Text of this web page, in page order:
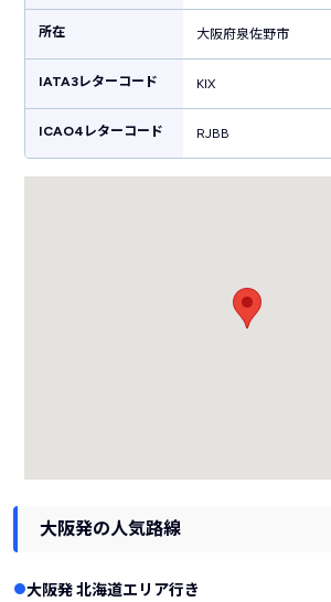
く、西日本を代表する空港として活躍しています
お好み焼きなど大阪グルメのお店がたくさん立ち並
産ショップもあるので飛行機利用客ではなくても1
所在 大阪府泉佐野市
IATA3レターコード KIX
ICAO4レターコード RJBB
大阪発の人気路線
大阪発 北海道エリア行き